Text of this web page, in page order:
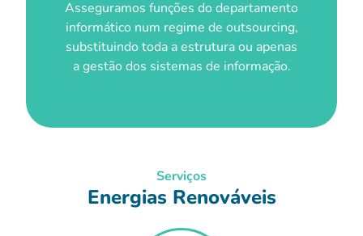
Asseguramos funções do departamento
informático num regime de outsourcing,
substituindo toda a estrutura ou apenas
a gestão dos sistemas de informação.
Serviços
Energias Renováveis